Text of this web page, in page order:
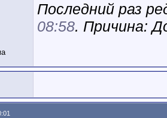
Последний раз
08:58. Причина: